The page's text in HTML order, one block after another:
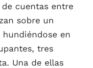
cuentas entre
sobre un
en
tres
Una de ellas